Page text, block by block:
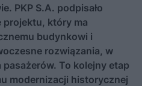
PKP S.A. podpisało
projektu, który ma
budynkowi i
rozwiązania, w
To kolejny etap
modernizacji historycznej